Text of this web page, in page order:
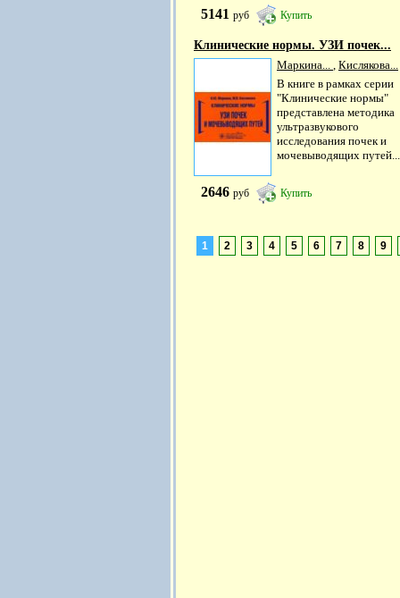
5141 руб Купить
Клинические нормы. УЗИ почек...
Маркина... , Кислякова...
В книге в рамках серии
"Клинические нормы"
представлена методика
ультразвукового
исследования почек и
мочевыводящих путей...
2646 руб Купить
1 2 3 4 5 6 7 8 9